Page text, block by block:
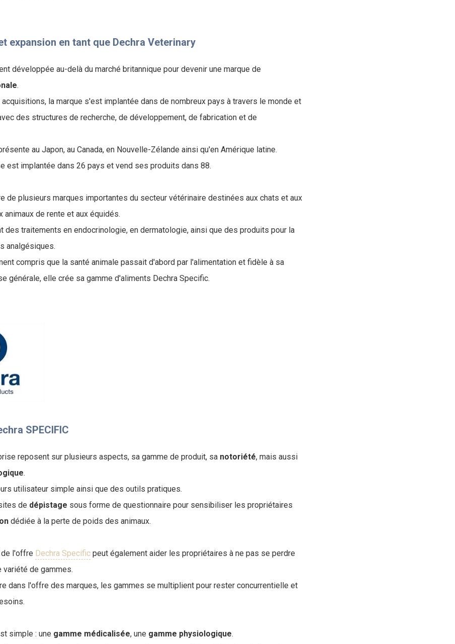
expansion en tant que Dechra Veterinary
développée au-delà du marché britannique pour devenir une marque de
.
la marque s'est implantée dans de nombreux pays à travers le monde et
des structures de recherche, de développement, de fabrication et de
au Japon, au Canada, en Nouvelle-Zélande ainsi qu'en Amérique latine.
est implantée dans 26 pays et vend ses produits dans 88.
de plusieurs marques importantes du secteur vétérinaire destinées aux chats et aux
animaux de rente et aux équidés.
des traitements en endocrinologie, en dermatologie, ainsi que des produits pour la
analgésiques.
compris que la santé animale passait d'abord par l'alimentation et fidèle à sa
générale, elle crée sa gamme d'aliments Dechra Specific.
SPECIFIC
reposent sur plusieurs aspects, sa gamme de produit, sa notoriété, mais aussi
.
utilisateur simple ainsi que des outils pratiques.
de dépistage sous forme de questionnaire pour sensibiliser les propriétaires
dédiée à la perte de poids des animaux.
de l'offre Dechra Specific peut également aider les propriétaires à ne pas se perdre
de gammes.
dans l'offre des marques, les gammes se multiplient pour rester concurrentielle et
simple : une gamme médicalisée, une gamme physiologique.